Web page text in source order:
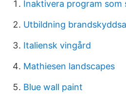
Inaktivera program
Utbildning
Italiensk vingård
Mathiesen landscapes
Blue wall paint